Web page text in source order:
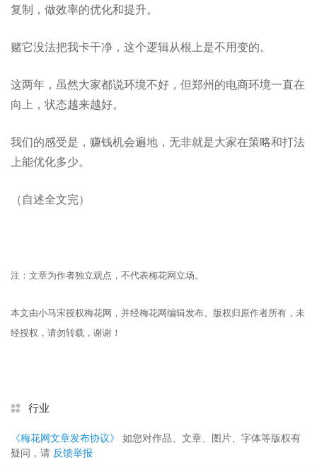
复制，做效率的优化和提升。
赌它没法把我卡干净，这个逻辑从根上是不用变的。
这两年，虽然大家都说环境不好，但郑州的电商环境一直在
向上，状态越来越好。
我们的感受是，赚钱机会遍地，无非就是大家在策略和打法
上能优化多少。
（自述全文完）
注：文章为作者独立观点，不代表梅花网立场。
本文由小马宋授权梅花网，并经梅花网编辑发布。版权归原作者所有，未
经授权，请勿转载，谢谢！
行业
《梅花网文章发布协议》
如您对作品、文章、图片、字体等版权有
疑问，请 反馈举报